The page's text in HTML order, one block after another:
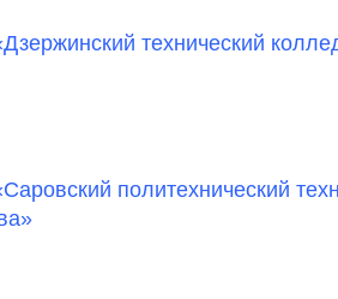
технический
политехнический